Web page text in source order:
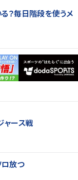
？毎日階段を使うメ
ャース戦
放つ